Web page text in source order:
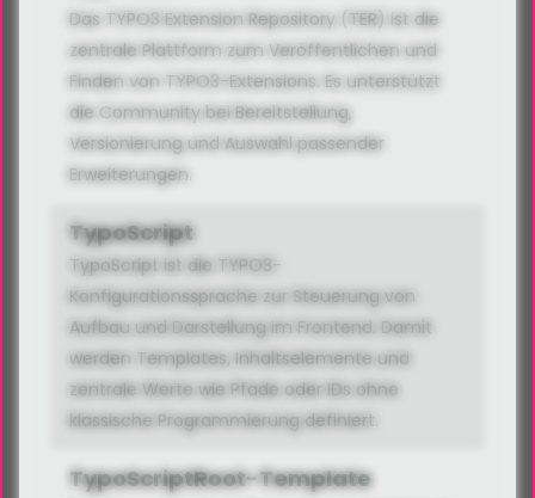
Das TYPO3 Extension Repository (TER) ist die
zentrale Plattform zum Veröffentlichen und
Finden von TYPO3-Extensions. Es unterstützt
die Community bei Bereitstellung,
Versionierung und Auswahl passender
Erweiterungen.
TypoScript
TypoScript ist die TYPO3-
Konfigurationssprache zur Steuerung von
Aufbau und Darstellung im Frontend. Damit
werden Templates, Inhaltselemente und
zentrale Werte wie Pfade oder IDs ohne
klassische Programmierung definiert.
TypoScriptRoot-Template